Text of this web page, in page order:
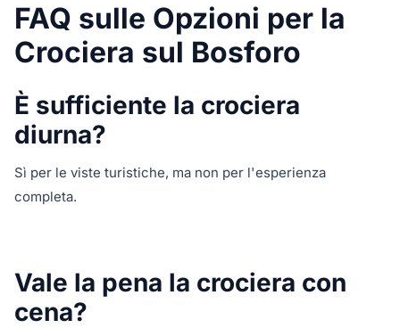
FAQ sulle Opzioni per la
Crociera sul Bosforo
È sufficiente la crociera
diurna?
Sì per le viste turistiche, ma non per l'esperienza
completa.
Vale la pena la crociera con
cena?